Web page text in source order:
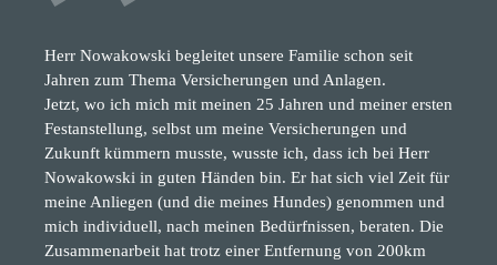
Herr Nowakowski begleitet unsere Familie schon seit
Jahren zum Thema Versicherungen und Anlagen.
Jetzt, wo ich mich mit meinen 25 Jahren und meiner ersten
Festanstellung, selbst um meine Versicherungen und
Zukunft kümmern musste, wusste ich, dass ich bei Herr
Nowakowski in guten Händen bin. Er hat sich viel Zeit für
meine Anliegen (und die meines Hundes) genommen und
mich individuell, nach meinen Bedürfnissen, beraten. Die
Zusammenarbeit hat trotz einer Entfernung von 200km